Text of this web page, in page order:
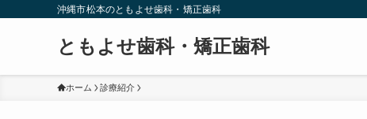
沖縄市松本のともよせ歯科・矯正歯科
ともよせ歯科・矯正歯科
ホーム 診療紹介